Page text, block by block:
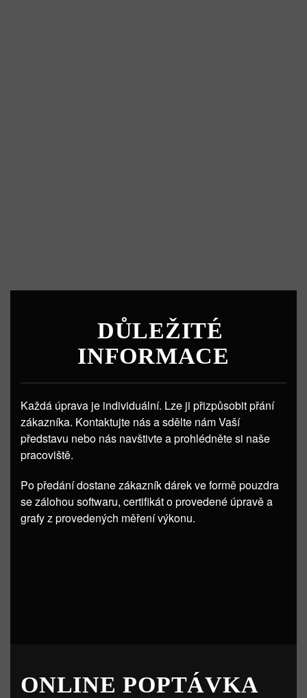
DŮLEŽITÉ
INFORMACE
Každá úprava je individuální. Lze ji přizpůsobit přání
zákazníka. Kontaktujte nás a sdělte nám Vaší
představu nebo nás navštivte a prohlédněte si naše
pracoviště.
Po předání dostane zákazník dárek ve formě pouzdra
se zálohou softwaru, certifikát o provedené úpravě a
grafy z provedených měření výkonu.
ONLINE POPTÁVKA